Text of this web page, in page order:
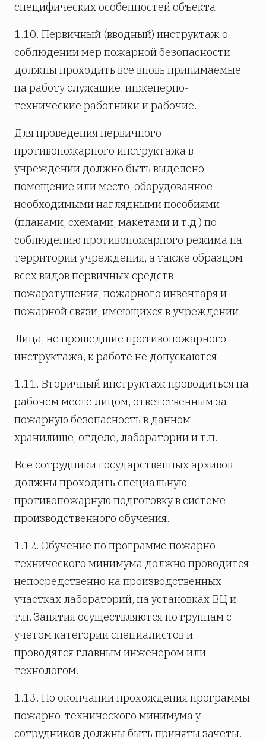
специфических особенностей объекта.
1.10. Первичный (вводный) инструктаж о
соблюдении мер пожарной безопасности
должны проходить все вновь принимаемые
на работу служащие, инженерно-
технические работники и рабочие.
Для проведения первичного
противопожарного инструктажа в
учреждении должно быть выделено
помещение или место, оборудованное
необходимыми наглядными пособиями
(планами, схемами, макетами и т.д.) по
соблюдению противопожарного режима на
территории учреждения, а также образцом
всех видов первичных средств
пожаротушения, пожарного инвентаря и
пожарной связи, имеющихся в учреждении.
Лица, не прошедшие противопожарного
инструктажа, к работе не допускаются.
1.11. Вторичный инструктаж проводиться на
рабочем месте лицом, ответственным за
пожарную безопасность в данном
хранилище, отделе, лаборатории и т.п.
Все сотрудники государственных архивов
должны проходить специальную
противопожарную подготовку в системе
производственного обучения.
1.12. Обучение по программе пожарно-
технического минимума должно проводится
непосредственно на производственных
участках лабораторий, на установках ВЦ и
т.п. Занятия осуществляются по группам с
учетом категории специалистов и
проводятся главным инженером или
технологом.
1.13. По окончании прохождения программы
пожарно-технического минимума у
сотрудников должны быть приняты зачеты.